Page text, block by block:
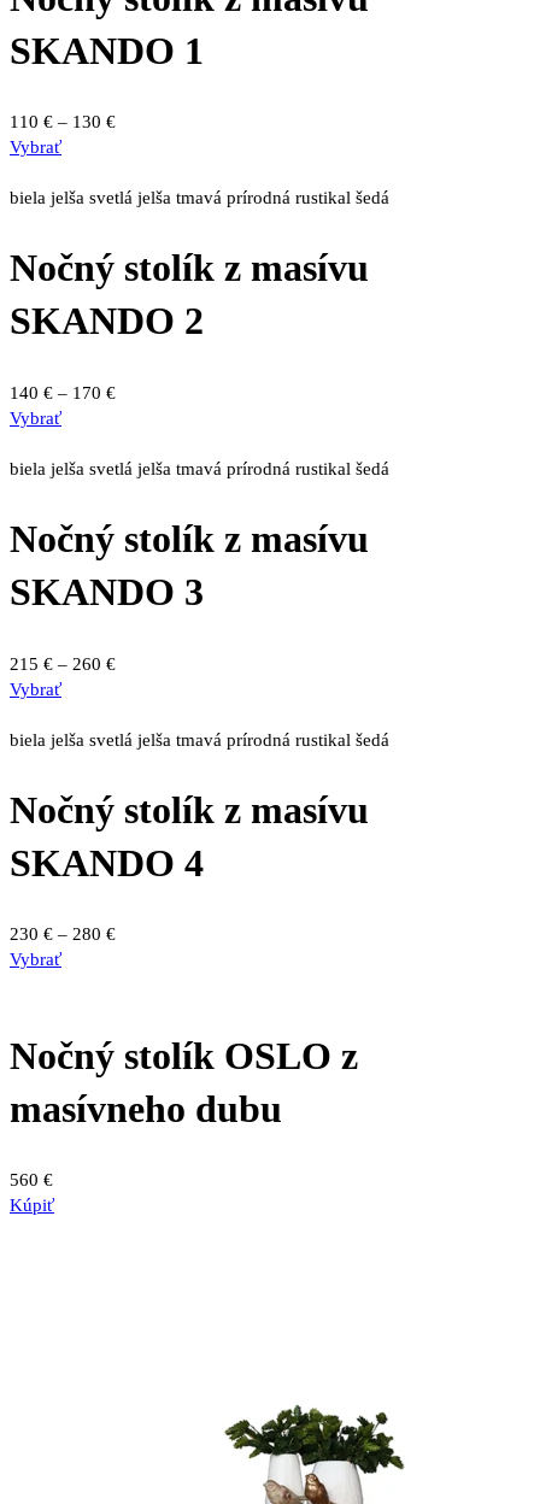
môžete
stránke
produktu.
SKANDO 1
110 € – 130 €Price
through
VybraťTento
má
Možnosti
môžete
stránke
produktu.
biela jelša svetlá jelša tmavá prírodná rustikal šedá
Nočný stolík z masívu
SKANDO 2
140 € – 170 €Price
through
VybraťTento
má
Možnosti
môžete
stránke
produktu.
biela jelša svetlá jelša tmavá prírodná rustikal šedá
Nočný stolík z masívu
SKANDO 3
215 € – 260 €Price
through
VybraťTento
má
Možnosti
môžete
stránke
produktu.
biela jelša svetlá jelša tmavá prírodná rustikal šedá
Nočný stolík z masívu
SKANDO 4
230 € – 280 €Price
VybraťTento
variantov.
si
Nočný stolík OSLO z
masívneho dubu
560 €
Kúpiť